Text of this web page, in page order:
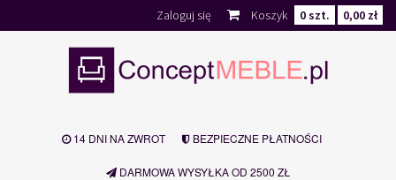
Koszyk 0szt. 0,00 zł
Zaloguj się
14 DNI NA ZWROT BEZPIECZNE PŁATNOŚCI
DARMOWA WYSYŁKA OD 2500 ZŁ